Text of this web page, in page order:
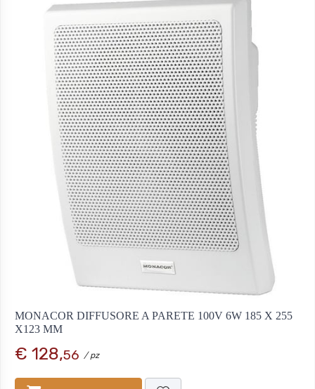
MONACOR DIFFUSORE A PARETE 100V 6W 185 X 255
X123 MM
€ 128,56 / pz